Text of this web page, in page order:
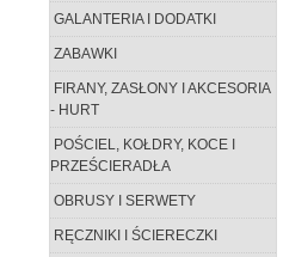
GALANTERIA I DODATKI
ZABAWKI
FIRANY, ZASŁONY I AKCESORIA
- HURT
POŚCIEL, KOŁDRY, KOCE I
PRZEŚCIERADŁA
OBRUSY I SERWETY
RĘCZNIKI I ŚCIERECZKI